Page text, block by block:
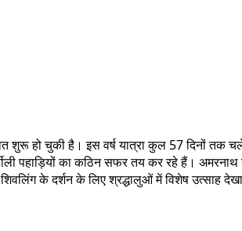
शुरू हो चुकी है। इस वर्ष यात्रा कुल 57 दिनों
पहाड़ियों का कठिन सफर तय कर रहे हैं। अमरनाथ
के दर्शन के लिए श्रद्धालुओं में विशेष उत्साह देखा